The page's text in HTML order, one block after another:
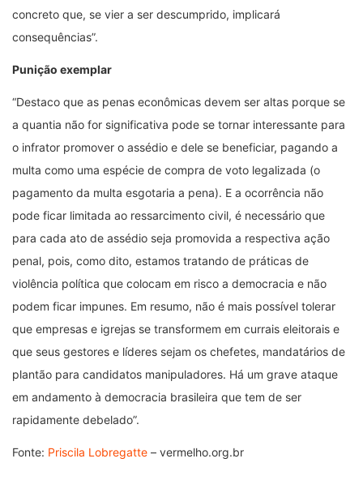
concreto que, se vier a ser descumprido, implicará
consequências”.
Punição exemplar
“Destaco que as penas econômicas devem ser altas porque se
a quantia não for significativa pode se tornar interessante para
o infrator promover o assédio e dele se beneficiar, pagando a
multa como uma espécie de compra de voto legalizada (o
pagamento da multa esgotaria a pena). E a ocorrência não
pode ficar limitada ao ressarcimento civil, é necessário que
para cada ato de assédio seja promovida a respectiva ação
penal, pois, como dito, estamos tratando de práticas de
violência política que colocam em risco a democracia e não
podem ficar impunes. Em resumo, não é mais possível tolerar
que empresas e igrejas se transformem em currais eleitorais e
que seus gestores e líderes sejam os chefetes, mandatários de
plantão para candidatos manipuladores. Há um grave ataque
em andamento à democracia brasileira que tem de ser
rapidamente debelado”.
Fonte: Priscila Lobregatte – vermelho.org.br